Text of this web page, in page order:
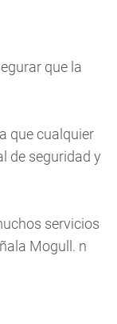
que la
que cualquier
de seguridad y
servicios
Mogull. n